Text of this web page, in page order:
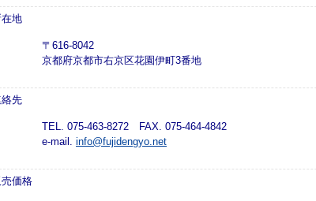
在地
〒616-8042
京都府京都市右京区花園伊町3番地
先
TEL. 075-463-8272 FAX. 075-464-4842
e-mail. info@fujidengyo.net
価格